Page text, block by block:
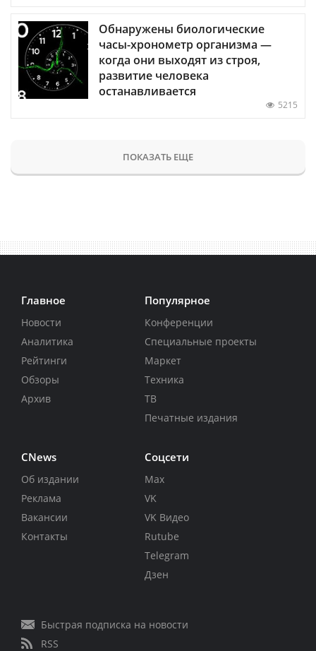
Обнаружены биологические
часы-хронометр организма —
когда они выходят из строя,
развитие человека
останавливается
5215
ПОКАЗАТЬ ЕЩЕ
Главное
Новости
Аналитика
Рейтинги
Обзоры
Архив
Популярное
Конференции
Специальные проекты
Маркет
Техника
ТВ
Печатные издания
CNews
Об издании
Реклама
Вакансии
Контакты
Соцсети
Max
VK
VK Видео
Rutube
Telegram
Дзен
Быстрая подписка на новости
RSS